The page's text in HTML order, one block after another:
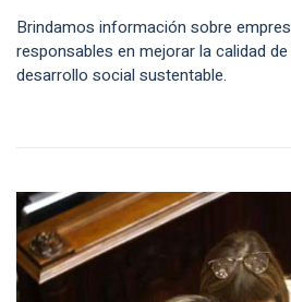
Brindamos información sobre
responsables en mejorar la calidad
desarrollo social sustentable.